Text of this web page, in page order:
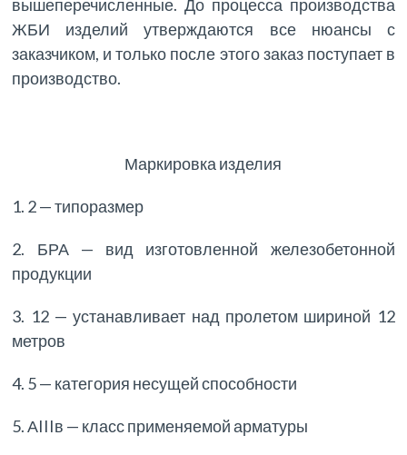
вышеперечисленные. До процесса производства
ЖБИ изделий утверждаются все нюансы с
заказчиком, и только после этого заказ поступает в
производство.
Маркировка изделия
1. 2 — типоразмер
2. БРА — вид изготовленной железобетонной
продукции
3. 12 — устанавливает над пролетом шириной 12
метров
4. 5 — категория несущей способности
5. АIIIв — класс применяемой арматуры